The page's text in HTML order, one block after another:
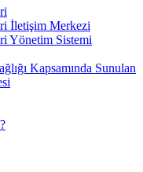
İletişim Merkezi
Yönetim Sistemi
Kapsamında Sunulan